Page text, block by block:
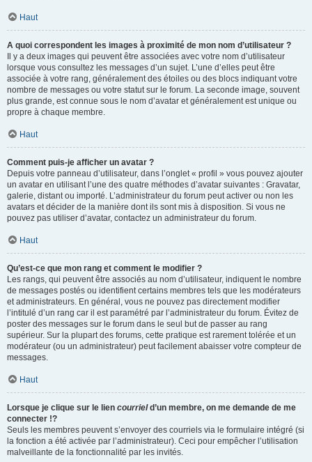
Haut
A quoi correspondent les images à proximité de mon nom d’utilisateur ?
Il y a deux images qui peuvent être associées avec votre nom d’utilisateur
lorsque vous consultez les messages d’un sujet. L’une d’elles peut être
associée à votre rang, généralement des étoiles ou des blocs indiquant votre
nombre de messages ou votre statut sur le forum. La seconde image, souvent
plus grande, est connue sous le nom d’avatar et généralement est unique ou
propre à chaque membre.
Haut
Comment puis-je afficher un avatar ?
Depuis votre panneau d’utilisateur, dans l’onglet « profil » vous pouvez ajouter
un avatar en utilisant l’une des quatre méthodes d’avatar suivantes : Gravatar,
galerie, distant ou importé. L’administrateur du forum peut activer ou non les
avatars et décider de la manière dont ils sont mis à disposition. Si vous ne
pouvez pas utiliser d’avatar, contactez un administrateur du forum.
Haut
Qu’est-ce que mon rang et comment le modifier ?
Les rangs, qui peuvent être associés au nom d’utilisateur, indiquent le nombre
de messages postés ou identifient certains membres tels que les modérateurs
et administrateurs. En général, vous ne pouvez pas directement modifier
l’intitulé d’un rang car il est paramétré par l’administrateur du forum. Évitez de
poster des messages sur le forum dans le seul but de passer au rang
supérieur. Sur la plupart des forums, cette pratique est rarement tolérée et un
modérateur (ou un administrateur) peut facilement abaisser votre compteur de
messages.
Haut
Lorsque je clique sur le lien courrield’un membre, on me demande de me
connecter !?
Seuls les membres peuvent s’envoyer des courriels via le formulaire intégré (si
la fonction a été activée par l’administrateur). Ceci pour empêcher l’utilisation
malveillante de la fonctionnalité par les invités.